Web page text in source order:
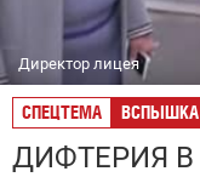
Директор лицея
СПЕЦТЕМА ВСПЫШКА
ДИФТЕРИЯ В